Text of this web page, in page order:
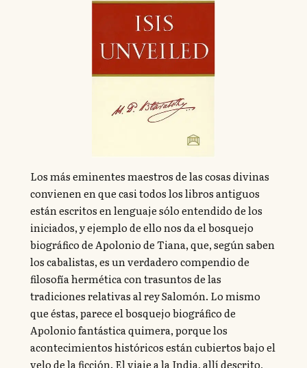
Los más eminentes maestros de las cosas divinas
convienen en que casi todos los libros antiguos
están escritos en lenguaje sólo entendido de los
iniciados, y ejemplo de ello nos da el bosquejo
biográfico de Apolonio de Tiana, que, según saben
los cabalistas, es un verdadero compendio de
filosofía hermética con trasuntos de las
tradiciones relativas al rey Salomón. Lo mismo
que éstas, parece el bosquejo biográfico de
Apolonio fantástica quimera, porque los
acontecimientos históricos están cubiertos bajo el
velo de la ficción. El viaje a la India, allí descrito,